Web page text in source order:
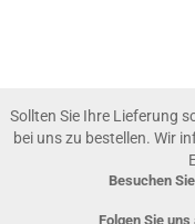
Sollten Sie Ihre Lieferung
bei uns zu bestellen. Wir
Besuchen
Folgen Sie uns